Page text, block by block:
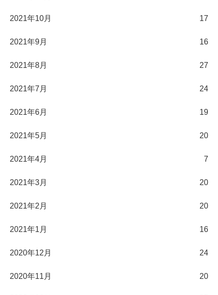
2021年10月 17
2021年9月 16
2021年8月 27
2021年7月 24
2021年6月 19
2021年5月 20
2021年4月 7
2021年3月 20
2021年2月 20
2021年1月 16
2020年12月 24
2020年11月 20